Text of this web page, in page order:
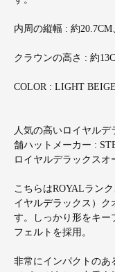
内周の縦幅 : 約
クラウンの高さ : 約
COLOR : LIGHT
人気の高いロイヤル
舗ハットメーカー :
ロイヤルデラックスオ
こちらはROYALラン
イヤルデラックス）
す。しっかり形をキー
フェルトを採用。
非常にインパクトのあ